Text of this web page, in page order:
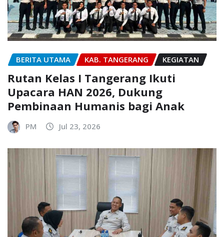
BERITA UTAMA KAB. TANGERANG KEGIATAN
Rutan Kelas I Tangerang Ikuti
Upacara HAN 2026, Dukung
Pembinaan Humanis bagi Anak
PM Jul 23, 2026